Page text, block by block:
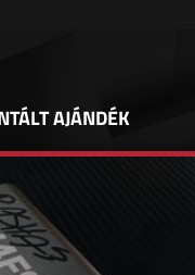
AJÁNDÉK